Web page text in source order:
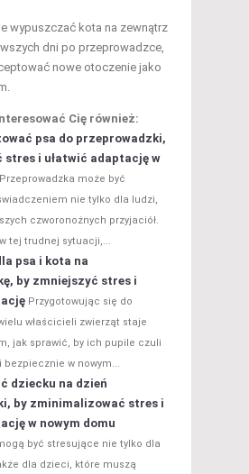
wypuszczać kota na zewnątrz
dni po przeprowadzce,
nowe otoczenie jako
Cię również:
psa do przeprowadzki,
stres i ułatwić adaptację w
Przeprowadzka może być
nie tylko dla ludzi,
czworonożnych przyjaciół.
tej trudnej sytuacji,...
psa i kota na
by zmniejszyć stres i
Przygotowując się do
właścicieli zwierząt staje
jak sprawić, by ich pupile czuli
bezpiecznie w nowym...
dziecku na dzień
by zminimalizować stres i
w nowym domu
być stresujące nie tylko dla
dla dzieci, które muszą